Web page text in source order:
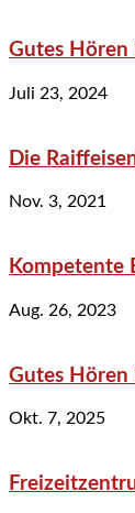
Gutes
Juli 23, 2024
Die
Nov. 3, 2021
Kompetente
Aug. 26, 2023
Gutes
Okt. 7, 2025